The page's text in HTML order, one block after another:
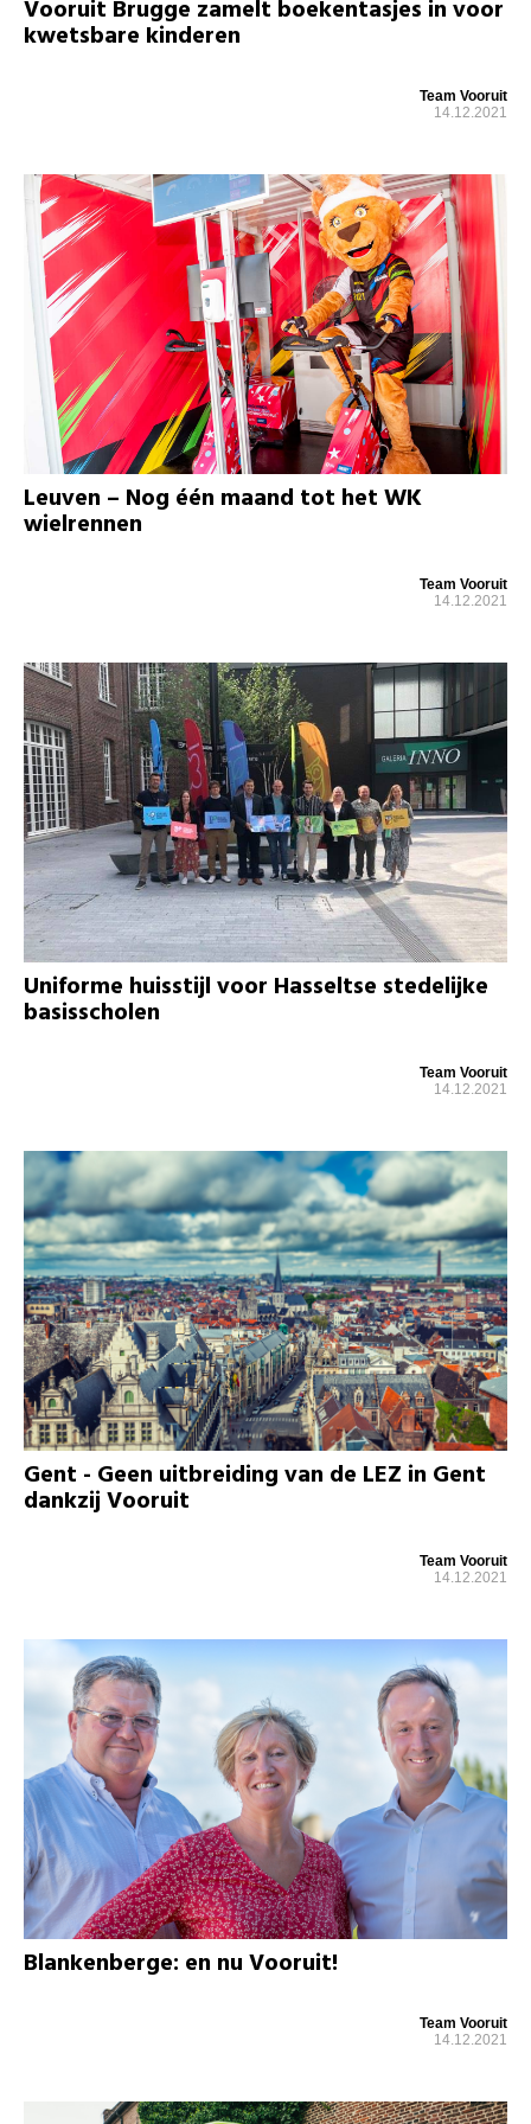
Vooruit Brugge zamelt boekentasjes in voor
kwetsbare kinderen
Team Vooruit
14.12.2021
Leuven – Nog één maand tot het WK
wielrennen
Team Vooruit
14.12.2021
Uniforme huisstijl voor Hasseltse stedelijke
basisscholen
Team Vooruit
14.12.2021
Gent - Geen uitbreiding van de LEZ in Gent
dankzij Vooruit
Team Vooruit
14.12.2021
Blankenberge: en nu Vooruit!
Team Vooruit
14.12.2021